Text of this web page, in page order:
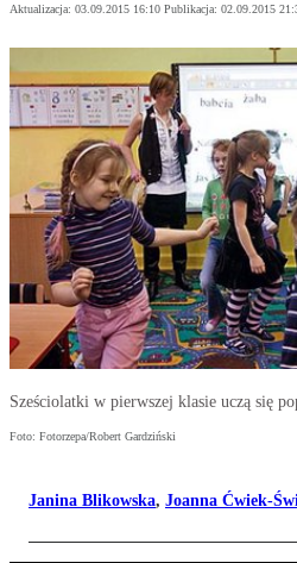
Aktualizacja: 03.09.2015 16:10 Publikacja: 02.09.2015
Sześciolatki w pierwszej klasie uczą się
Foto: Fotorzepa/Robert Gardziński
Janina Blikowska, Joanna Ćwiek-